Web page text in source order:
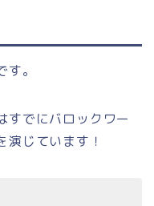
。
すでにバロックワー
演じています！